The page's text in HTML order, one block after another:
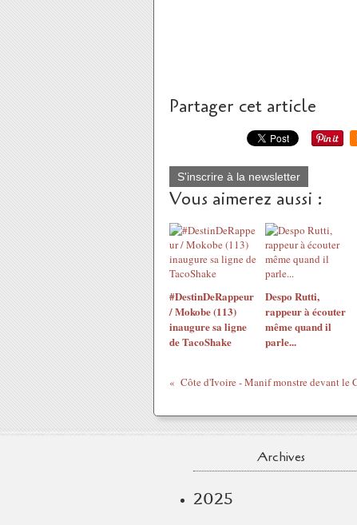
Partager cet article
S'inscrire à la newsletter
Vous aimerez aussi :
#DestinDeRappeur
/ Mokobe (113)
inaugure sa ligne
de TacoShake
Despo Rutti,
rappeur à écouter
même quand il
parle...
Archives
2025